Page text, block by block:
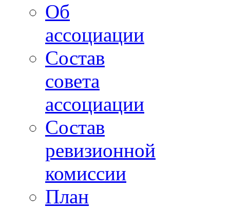
Об
ассоциации
Состав
совета
ассоциации
Состав
ревизионной
комиссии
План